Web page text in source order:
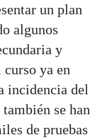
un plan
algunos
y
ya en
incidencia del
se han
de pruebas